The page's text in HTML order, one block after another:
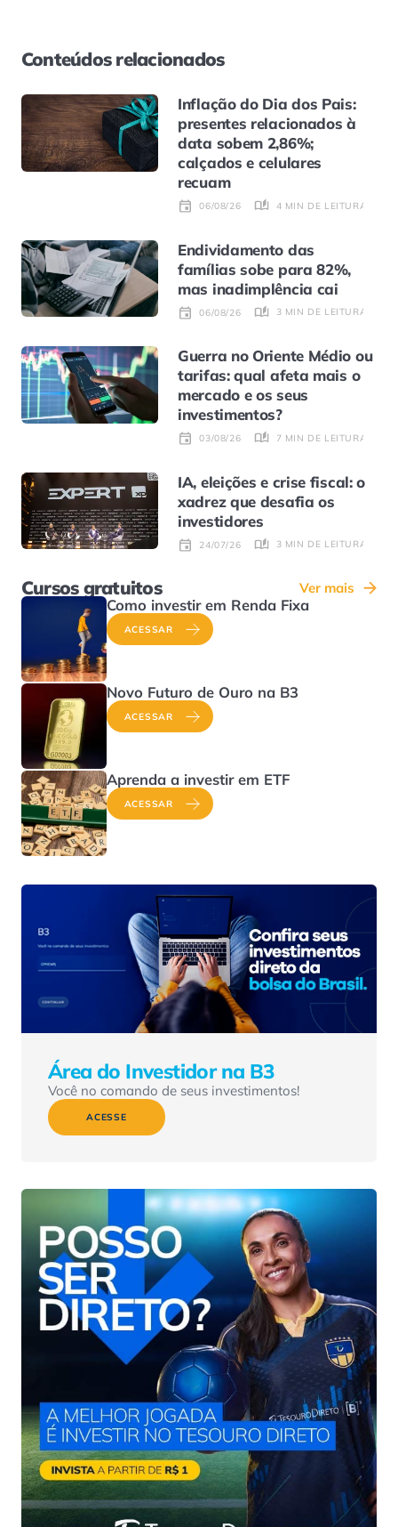
Conteúdos relacionados
Inflação do Dia dos Pais:
presentes relacionados à
data sobem 2,86%;
calçados e celulares
recuam
06/08/26 4 MIN DE LEITURA
Endividamento das
famílias sobe para 82%,
mas inadimplência cai
06/08/26 3 MIN DE LEITURA
Guerra no Oriente Médio ou
tarifas: qual afeta mais o
mercado e os seus
investimentos?
03/08/26 7 MIN DE LEITURA
IA, eleições e crise fiscal: o
xadrez que desafia os
investidores
24/07/26 3 MIN DE LEITURA
Cursos gratuitos Ver mais
Como investir em Renda Fixa
ACESSAR
Novo Futuro de Ouro na B3
ACESSAR
Aprenda a investir em ETF
ACESSAR
Área do Investidor na B3
Você no comando de seus investimentos!
ACESSE